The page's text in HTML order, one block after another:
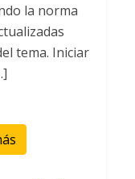
la norma
tema. Iniciar